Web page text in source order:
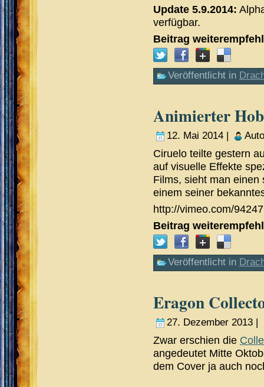
Update 5.9.2014:
verfügbar.
Beitrag
Veröffentlicht in
Animierter
12. Mai 2014 |
Ciruelo teilte gestern
auf visuelle Effekte
Films, sieht man
einem seiner
http://vimeo.com/
Beitrag
Veröffentlicht in
Eragon
27. Dezember 2013 |
Zwar erschien die
angedeutet Mitte
dem Cover ja auch